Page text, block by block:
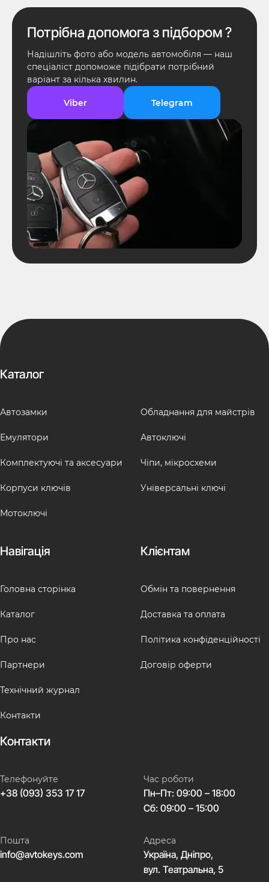
Потрібна допомога з підбором ?
Надішліть фото або модель автомобіля — наш
спеціаліст допоможе підібрати потрібний
варіант за кілька хвилин.
Viber Telegram
Каталог
Автозамки
Емулятори
Комплектуючі та аксесуари
Корпуси ключів
Мотоключі
Обладнання для майстрів
Автоключі
Чіпи, мікросхеми
Універсальні ключі
Навігація
Головна сторінка
Каталог
Про нас
Партнери
Технічний журнал
Контакти
Клієнтам
Обмін та повернення
Доставка та оплата
Політика конфіденційності
Договір оферти
Контакти
Телефонуйте
+38 (093) 353 17 17
Час роботи
Пн–Пт: 09:00 – 18:00
Сб: 09:00 – 15:00
Пошта
info@avtokeys.com
Адреса
Україна, Дніпро,
вул. Театральна, 5